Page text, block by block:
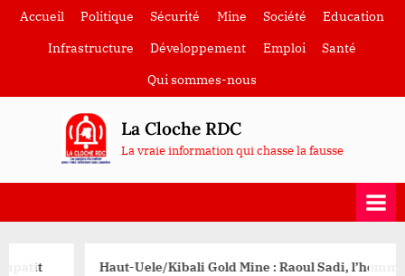
SkipAccueil Politique Sécurité Mine Société
Education
Infrastructure
Développement Emploi
Santé
Qui sommes-nous
La Cloche RDC
La vraie information qui chasse la fausse
Haut-Uele/Kibali Gold Mine : Raoul Sadi, l’homme